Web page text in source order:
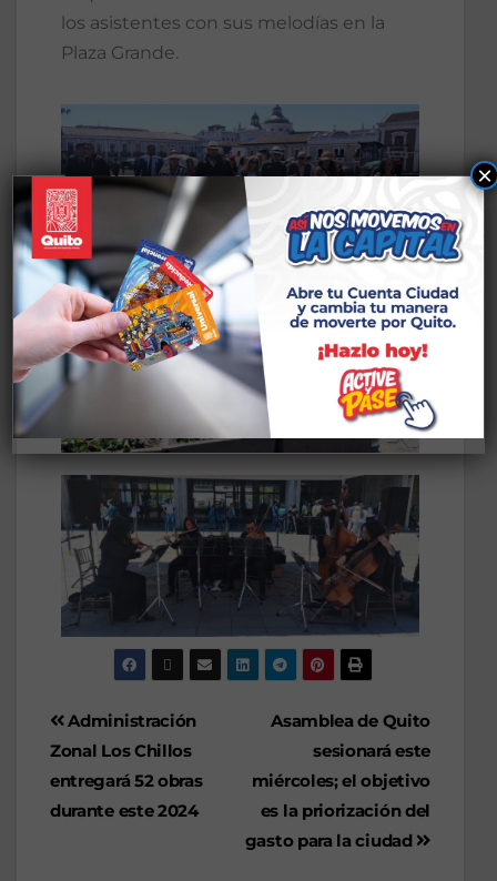
los asistentes con sus melodías en la
Plaza Grande.
Asamblea de Quito
sesionará este
miércoles; el objetivo
es la priorización del
gasto para la ciudad
Administración
Zonal Los Chillos
entregará 52 obras
durante este 2024
×